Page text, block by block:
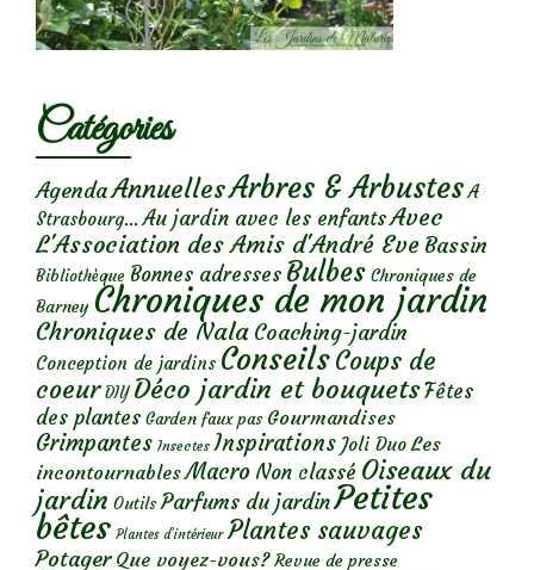
Catégories
AgendaAnnuellesArbres & Arbustes A
Strasbourg... Au jardin avec les enfantsAvec
L'Association des Amis d'André Eve Bassin
Bibliothèque Bonnes adresses Bulbes Chroniques de
Barney Chroniques de mon jardin
Chroniques de Nala Coaching-jardin
Conception de jardins ConseilsCoups de
coeur DIY Déco jardin et bouquetsFêtes
des plantes Garden faux pas Gourmandises
Grimpantes Insectes Inspirations Joli Duo Les
incontournables Macro Non classé Oiseaux du
jardin Outils Parfums du jardinPetites
bêtes Plantes d’intérieur Plantes sauvages
Potager Que voyez-vous? Revue de presse